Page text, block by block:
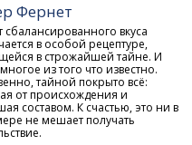
Фернет
сбалансированного вкуса
в особой рецептуре,
в строжайшей тайне. И
из того что известно.
тайной покрыто всё:
от происхождения и
составом. К счастью, это ни в
не мешает получать